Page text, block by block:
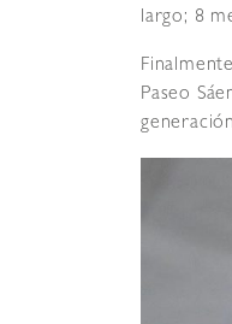
largo; 8
Paseo